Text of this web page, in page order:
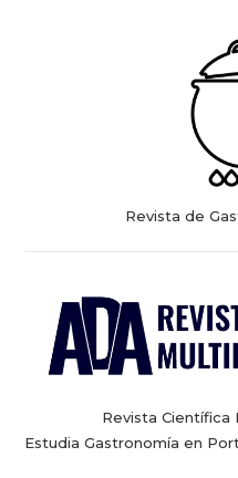
Revista de
Revista Científica
Estudia Gastronomía en